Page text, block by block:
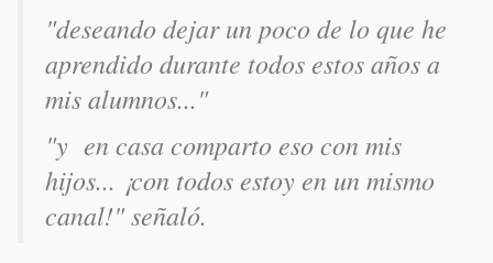
"deseando dejar un poco de lo que he
aprendido durante todos estos años a
mis alumnos..."
"y en casa comparto eso con mis
hijos... ¡con todos estoy en un mismo
canal!" señaló.